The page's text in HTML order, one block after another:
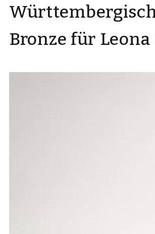
Bronze für
zumindest 1,40 m. Mit
Am zweiten Tag unterbot Leona
intensivem Training gleich von
drei Hundertstel verfehlte. Damit